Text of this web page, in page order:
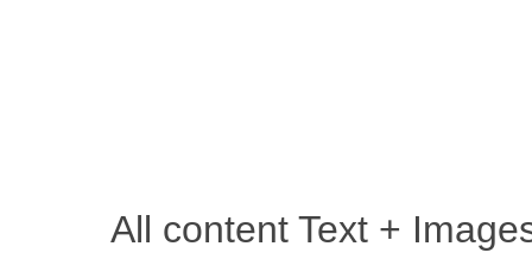
All content Text +